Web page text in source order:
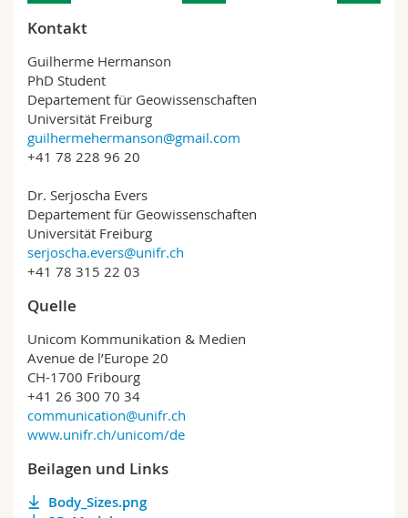
Kontakt
Guilherme Hermanson
PhD Student
Departement für Geowissenschaften
Universität Freiburg
guilhermehermanson@gmail.com
+41 78 228 96 20
Dr. Serjoscha Evers
Departement für Geowissenschaften
Universität Freiburg
serjoscha.evers@unifr.ch
+41 78 315 22 03
Quelle
Unicom Kommunikation & Medien
Avenue de l’Europe 20
CH-1700 Fribourg
+41 26 300 70 34
communication@unifr.ch
www.unifr.ch/unicom/de
Beilagen und Links
Body_Sizes.png